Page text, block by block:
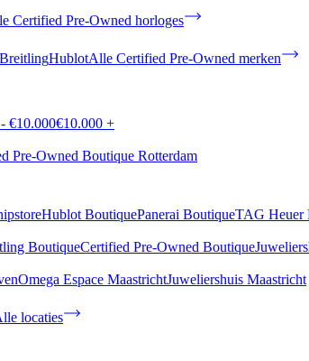
Certified Pre-Owned horloges
BreitlingHublotAlle Certified Pre-Owned merken
€10.000€10.000 +
Pre-Owned Boutique Rotterdam
Hublot BoutiquePanerai BoutiqueTAG Heuer
BoutiqueCertified Pre-Owned Boutique
Omega Espace MaastrichtJuweliershuis Maastricht
locaties